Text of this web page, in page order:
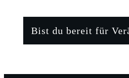
Bist du bereit für